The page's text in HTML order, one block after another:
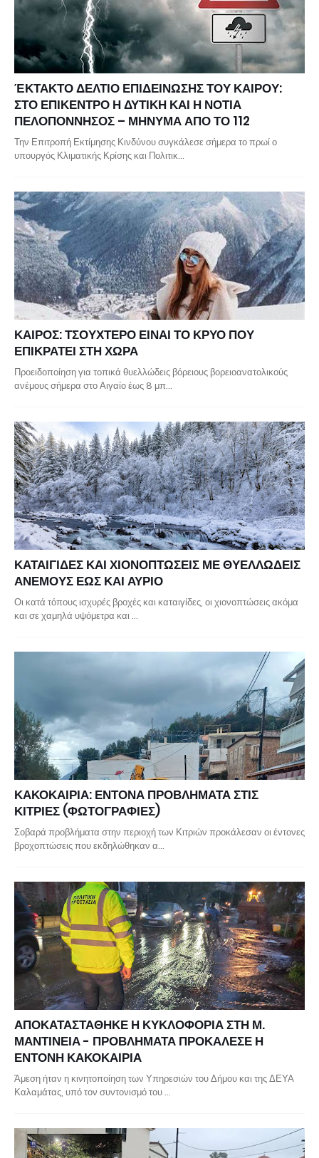
ΈΚΤΑΚΤΟ ΔΕΛΤΙΟ ΕΠΙΔΕΙΝΩΣΗΣ ΤΟΥ ΚΑΙΡΟΥ:
ΣΤΟ ΕΠΙΚΕΝΤΡΟ Η ΔΥΤΙΚΗ ΚΑΙ Η ΝΟΤΙΑ
ΠΕΛΟΠΟΝΝΗΣΟΣ – ΜΗΝΥΜΑ ΑΠΟ ΤΟ 112
Την Επιτροπή Εκτίμησης Κινδύνου συγκάλεσε σήμερα το πρωί ο
υπουργός Κλιματικής Κρίσης και Πολιτικ…
ΚΑΙΡΟΣ: ΤΣΟΥΧΤΕΡΟ ΕΙΝΑΙ ΤΟ ΚΡΥΟ ΠΟΥ
ΕΠΙΚΡΑΤΕΙ ΣΤΗ ΧΩΡΑ
Προειδοποίηση για τοπικά θυελλώδεις βόρειους βορειοανατολικούς
ανέμους σήμερα στο Αιγαίο έως 8 μπ…
ΚΑΤΑΙΓΙΔΕΣ ΚΑΙ ΧΙΟΝΟΠΤΩΣΕΙΣ ΜΕ ΘΥΕΛΛΩΔΕΙΣ
ΑΝΕΜΟΥΣ ΕΩΣ ΚΑΙ ΑΥΡΙΟ
Οι κατά τόπους ισχυρές βροχές και καταιγίδες, οι χιονοπτώσεις ακόμα
και σε χαμηλά υψόμετρα και …
ΚΑΚΟΚΑΙΡΙΑ: ΕΝΤΟΝΑ ΠΡΟΒΛΗΜΑΤΑ ΣΤΙΣ
ΚΙΤΡΙΕΣ (ΦΩΤΟΓΡΑΦΙΕΣ)
Σοβαρά προβλήματα στην περιοχή των Κιτριών προκάλεσαν οι έντονες
βροχοπτώσεις που εκδηλώθηκαν α…
ΑΠΟΚΑΤΑΣΤΑΘΗΚΕ Η ΚΥΚΛΟΦΟΡΙΑ ΣΤΗ Μ.
ΜΑΝΤΙΝΕΙΑ - ΠΡΟΒΛΗΜΑΤΑ ΠΡΟΚΑΛΕΣΕ Η
ΕΝΤΟΝΗ ΚΑΚΟΚΑΙΡΙΑ
Άμεση ήταν η κινητοποίηση των Υπηρεσιών του Δήμου και της ΔΕΥΑ
Καλαμάτας, υπό τον συντονισμό του …